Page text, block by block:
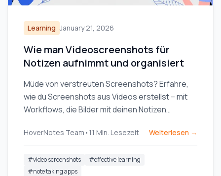
Learning January 21, 2026
Wie man Videoscreenshots für
Notizen aufnimmt und organisiert
Müde von verstreuten Screenshots? Erfahre,
wie du Screenshots aus Videos erstellst – mit
Workflows, die Bilder mit deinen Notizen
HoverNotes Team • 11 Min. Lesezeit Weiterlesen →
#video screenshots #effective learning
#note taking apps